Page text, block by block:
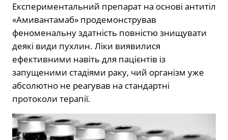
Експериментальний препарат на основі антитіл
«Амивантамаб» продемонстрував
феноменальну здатність повністю знищувати
деякі види пухлин. Ліки виявилися
ефективними навіть для пацієнтів із
запущеними стадіями раку, чий організм уже
абсолютно не реагував на стандартні
протоколи терапії.